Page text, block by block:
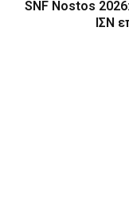
SNF Nostos
ΙΣΝ